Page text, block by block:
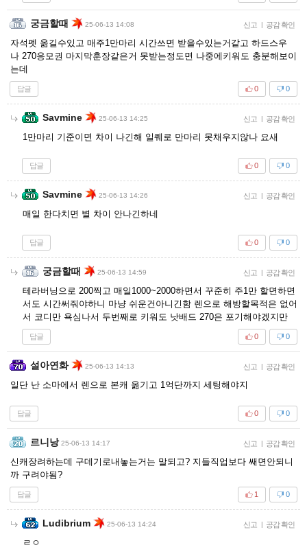
궁금할때 25-06-13 14:08 신고 | 공감 확인
자석펫 옮길수있고 매주1만마리 시간쓰면 받을수있는거같고 하드스우
나 270응모권 마지막훈장같은거 못받는정도면 나중에키워도 충분해보이
는데
답글 0
0
Savmine 25-06-13 14:25 신고 | 공감 확인
1만마리 기준이면 차이 나긴해 일퀘로 만마리 못채우지않나 요새
답글 0
0
Savmine 25-06-13 14:26 신고 | 공감 확인
매일 한다치면 별 차이 안나긴하네
답글 0
0
궁금할때 25-06-13 14:59 신고 | 공감 확인
테라버닝으로 200찍고 매일1000~2000하면서 꾸준히 주1만 할면하면
서도 시간써줘야하니 마냥 쉬운건아니긴함 렌으로 해방할목적은 없어
서 코디만 욕심나서 두번째로 키워도 낫배드 270은 포기해야겠지만
답글 0
0
설아연화 25-06-13 14:13 신고 | 공감 확인
일단 난 소마에서 렌으로 본캐 옮기고 1억단까지 세팅해야지
답글 0
0
르니낭 25-06-13 14:17 신고 | 공감 확인
신캐장려하는데 구데기로내놓는거는 말되고? 지들직업보다 쌔면안되니
까 구려야됨?
답글 0
1
Ludibrium 25-06-13 14:24 신고 | 공감 확인
ㄹㅇ